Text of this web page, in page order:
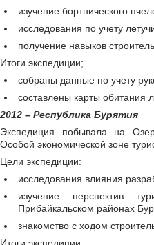
изучение бортнического
исследования по учету
получение навыков
Итоги экспедиции;
собраны данные по учету
составлены карты обитания
2012 – Республика Бурятия
Экспедиция побывала на
Особой экономической зоне
Цели экспедиции:
исследования влияния
изучение перспектив
Прибайкальском районах
знакомство с ходом